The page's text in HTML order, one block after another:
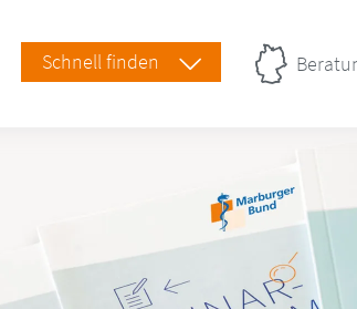
Schnell finden